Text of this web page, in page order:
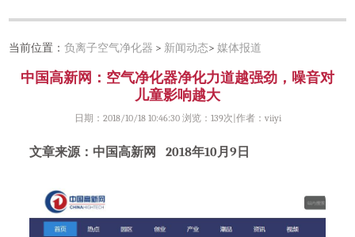
当前位置：负离子空气净化器 > 新闻动态>媒体报道
中国高新网：空气净化器净化力道越强劲，噪音对
儿童影响越大
日期：2018/10/18 10:46:30 浏览： 139次|作者：viiyi
文章来源：中国高新网 2018年10月9日